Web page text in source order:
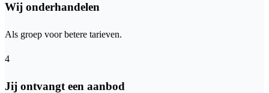
Wij onderhandelen
Als groep voor betere tarieven.
4
Jij ontvangt een aanbod